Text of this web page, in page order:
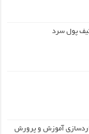
پول سرد
آموزش و پرورش